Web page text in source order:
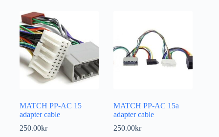
MATCH PP-AC 15
adapter cable
250.00kr
MATCH PP-AC 15a
adapter cable
250.00kr